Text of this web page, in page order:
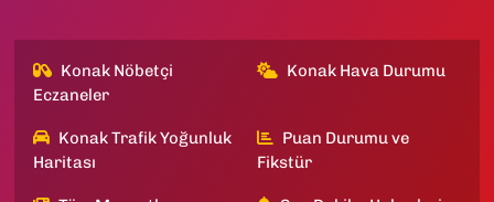
Konak Nöbetçi
Eczaneler
Konak Hava Durumu
Konak Trafik Yoğunluk
Haritası
Puan Durumu ve
Fikstür